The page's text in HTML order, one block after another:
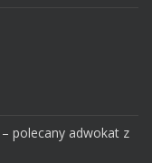
polecany adwokat z